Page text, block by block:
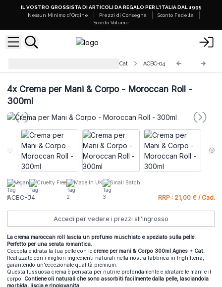
IL VOSTRO GROSSISTA DI ARTICOLI DA REGALO PER L'ITALIA DAL 1995
Nessun Minimo d'Ordine
Prezzi di Consegna
Sconto Fedeltà
Sconto Volume
Creme per Mani & Corpo Agnes + Cat ACBC-04
4xCrema per Mani & Corpo - Moroccan Roll -
300ml
Vegan Cruelty Free Made In UK Small Batch
ACBC-04 RRP : 21,00 € / Cad.
Accedi per vedere i prezzi all'ingrosso
La crema maroccan roll lascia un profumo muschiato e speziato sulla pelle.
Perfetto per una serata romantica.
Coccola e idrata la tua pelle con le creme per mani & Corpo 300ml Agnes + Cat.
Realizzate con i migliori ingredienti naturali nella nostra fabbrica in Inghilterra,
garantendo un'eccezionale qualità premium.
Questa lussuosa crema è pensata per nutrire profondamente e idratare le mani e il
corpo. Contiene oli naturali che sono assorbiti facilmente dalla pelle, lasciandola
morbida, liscia e ringiovanita